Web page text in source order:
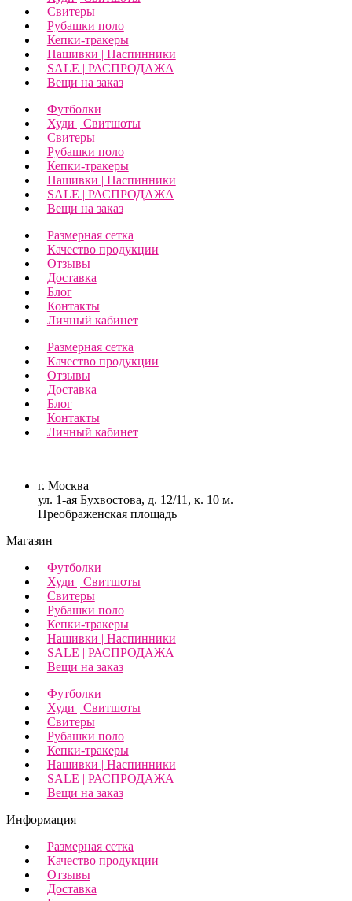
Свитеры
Рубашки поло
Кепки-тракеры
Нашивки | Наспинники
SALE | РАСПРОДАЖА
Вещи на заказ
Футболки
Худи | Свитшоты
Свитеры
Рубашки поло
Кепки-тракеры
Нашивки | Наспинники
SALE | РАСПРОДАЖА
Вещи на заказ
Размерная сетка
Качество продукции
Отзывы
Доставка
Блог
Контакты
Личный кабинет
Размерная сетка
Качество продукции
Отзывы
Доставка
Блог
Контакты
Личный кабинет
г. Москва
ул. 1-ая Бухвостова, д. 12/11, к. 10 м.
Преображенская площадь
Магазин
Футболки
Худи | Свитшоты
Свитеры
Рубашки поло
Кепки-тракеры
Нашивки | Наспинники
SALE | РАСПРОДАЖА
Вещи на заказ
Футболки
Худи | Свитшоты
Свитеры
Рубашки поло
Кепки-тракеры
Нашивки | Наспинники
SALE | РАСПРОДАЖА
Вещи на заказ
Информация
Размерная сетка
Качество продукции
Отзывы
Доставка